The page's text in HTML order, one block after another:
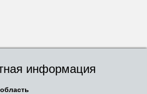
информация